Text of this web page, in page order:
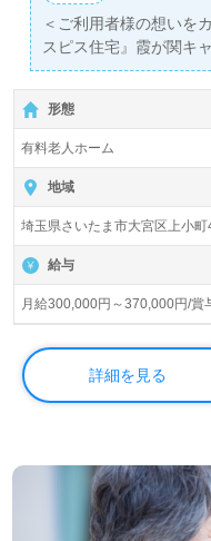
＜ご利用者様の想いを
スピス住宅』霞が関キ
員募集◎
【月給300,000円～
祉士有資格者向け求人
能です。
入居定員58名（58室/
町』霞が関キャピタル
社：東京都千代田区）
ピス住宅、有料老人ホ
◎『暮らしの延長線上
ス住宅。『充実の医療
事業所様！◎
看護助手や介護職経験
者様が輝ける毎日をサ
環境を変えて働きたい
等、担当コンサルタン
も遠慮なくお願いします
形態
有料老人ホーム
地域
埼玉県さいたま市大宮区上小町
給与
月給300,000円～370,000円/賞
詳細を見る